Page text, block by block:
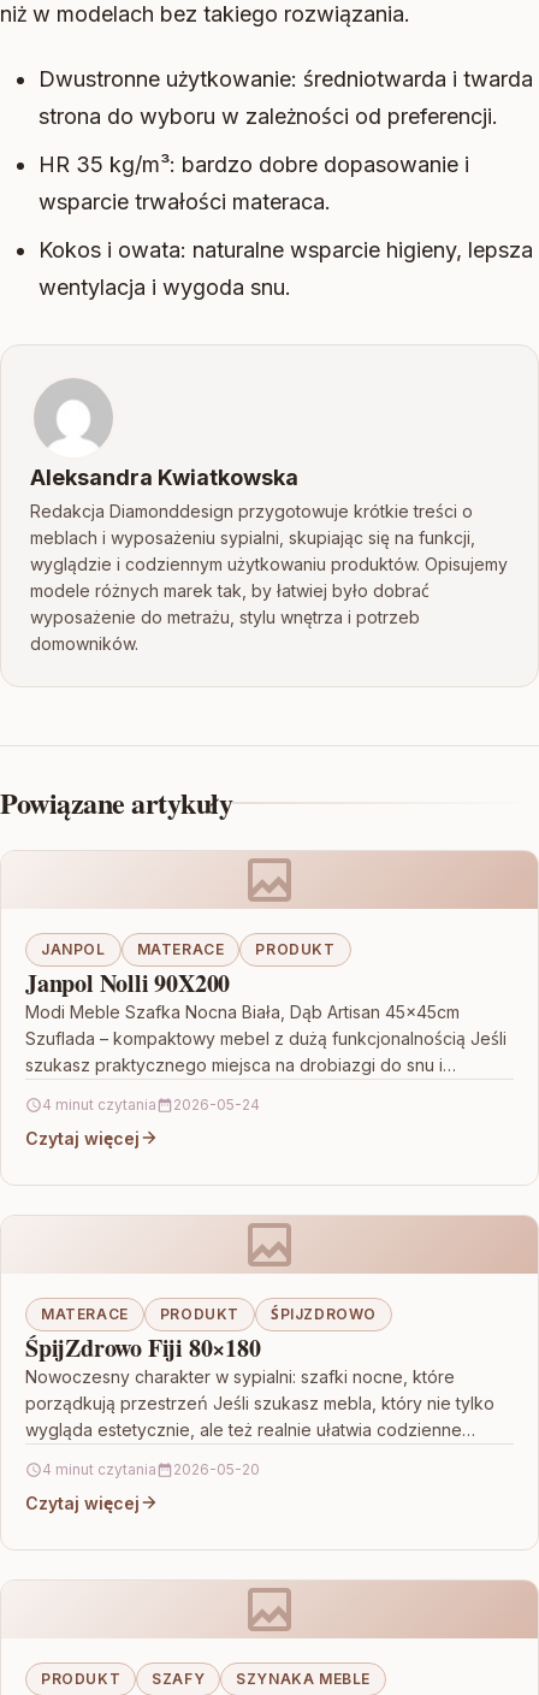
niż w modelach bez takiego rozwiązania.
Dwustronne użytkowanie: średniotwarda i twarda
strona do wyboru w zależności od preferencji.
HR 35 kg/m³: bardzo dobre dopasowanie i
wsparcie trwałości materaca.
Kokos i owata: naturalne wsparcie higieny, lepsza
wentylacja i wygoda snu.
Aleksandra Kwiatkowska
Redakcja Diamonddesign przygotowuje krótkie treści o
meblach i wyposażeniu sypialni, skupiając się na funkcji,
wyglądzie i codziennym użytkowaniu produktów. Opisujemy
modele różnych marek tak, by łatwiej było dobrać
wyposażenie do metrażu, stylu wnętrza i potrzeb
domowników.
Powiązane artykuły
JANPOL MATERACE PRODUKT
Janpol Nolli 90X200
Modi Meble Szafka Nocna Biała, Dąb Artisan 45x45cm
Szuflada – kompaktowy mebel z dużą funkcjonalnością Jeśli
szukasz praktycznego miejsca na drobiazgi do snu i…
4 minut czytania 2026-05-24
Czytaj więcej
MATERACE PRODUKT ŚPIJZDROWO
ŚpijZdrowo Fiji 80×180
Nowoczesny charakter w sypialni: szafki nocne, które
porządkują przestrzeń Jeśli szukasz mebla, który nie tylko
wygląda estetycznie, ale też realnie ułatwia codzienne
4 minut czytania 2026-05-20
Czytaj więcej
PRODUKT SZAFY SZYNAKA MEBLE